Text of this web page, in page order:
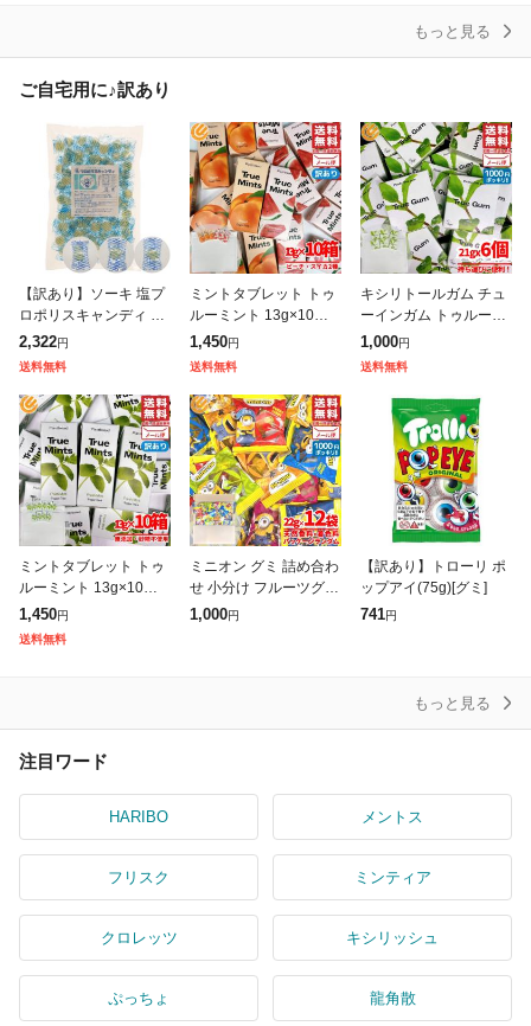
もっと見る
ご自宅用に♪訳あり
【訳あり】ソーキ 塩プ
ロポリスキャンディ 40
0g のど飴 塩飴 プロポ
リス高含有 ロレーヌ産
岩塩 ビタミンC クエン
酸 レモン
2,322円
送料無料
ミントタブレット トゥ
ルーミント 13g×10箱
ピーチ&スイカ 2種セッ
ト 訳あり メール便 コ
ストコ 通販 送料無料
1,450円
送料無料
キシリトールガム チュ
ーインガム トゥルーガ
ム 21g×6個 1000ポッ
キリ 砂糖不使用 ミント
コストコ 訳あり メール
1,000円
送料無料
ミントタブレット トゥ
ルーミント 13g×10箱
ミント味 砂糖不使用 訳
あり メール便 コストコ
通販 送料無料
1,450円
送料無料
ミニオン グミ 詰め合わ
せ 小分け フルーツグミ
22g×12袋 ミニオンズ
1,000円
【訳あり】トローリ ポ
ップアイ(75g)[グミ]
741円
もっと見る
注目ワード
HARIBO メントス
フリスク ミンティア
クロレッツ キシリッシュ
ぷっちょ 龍角散